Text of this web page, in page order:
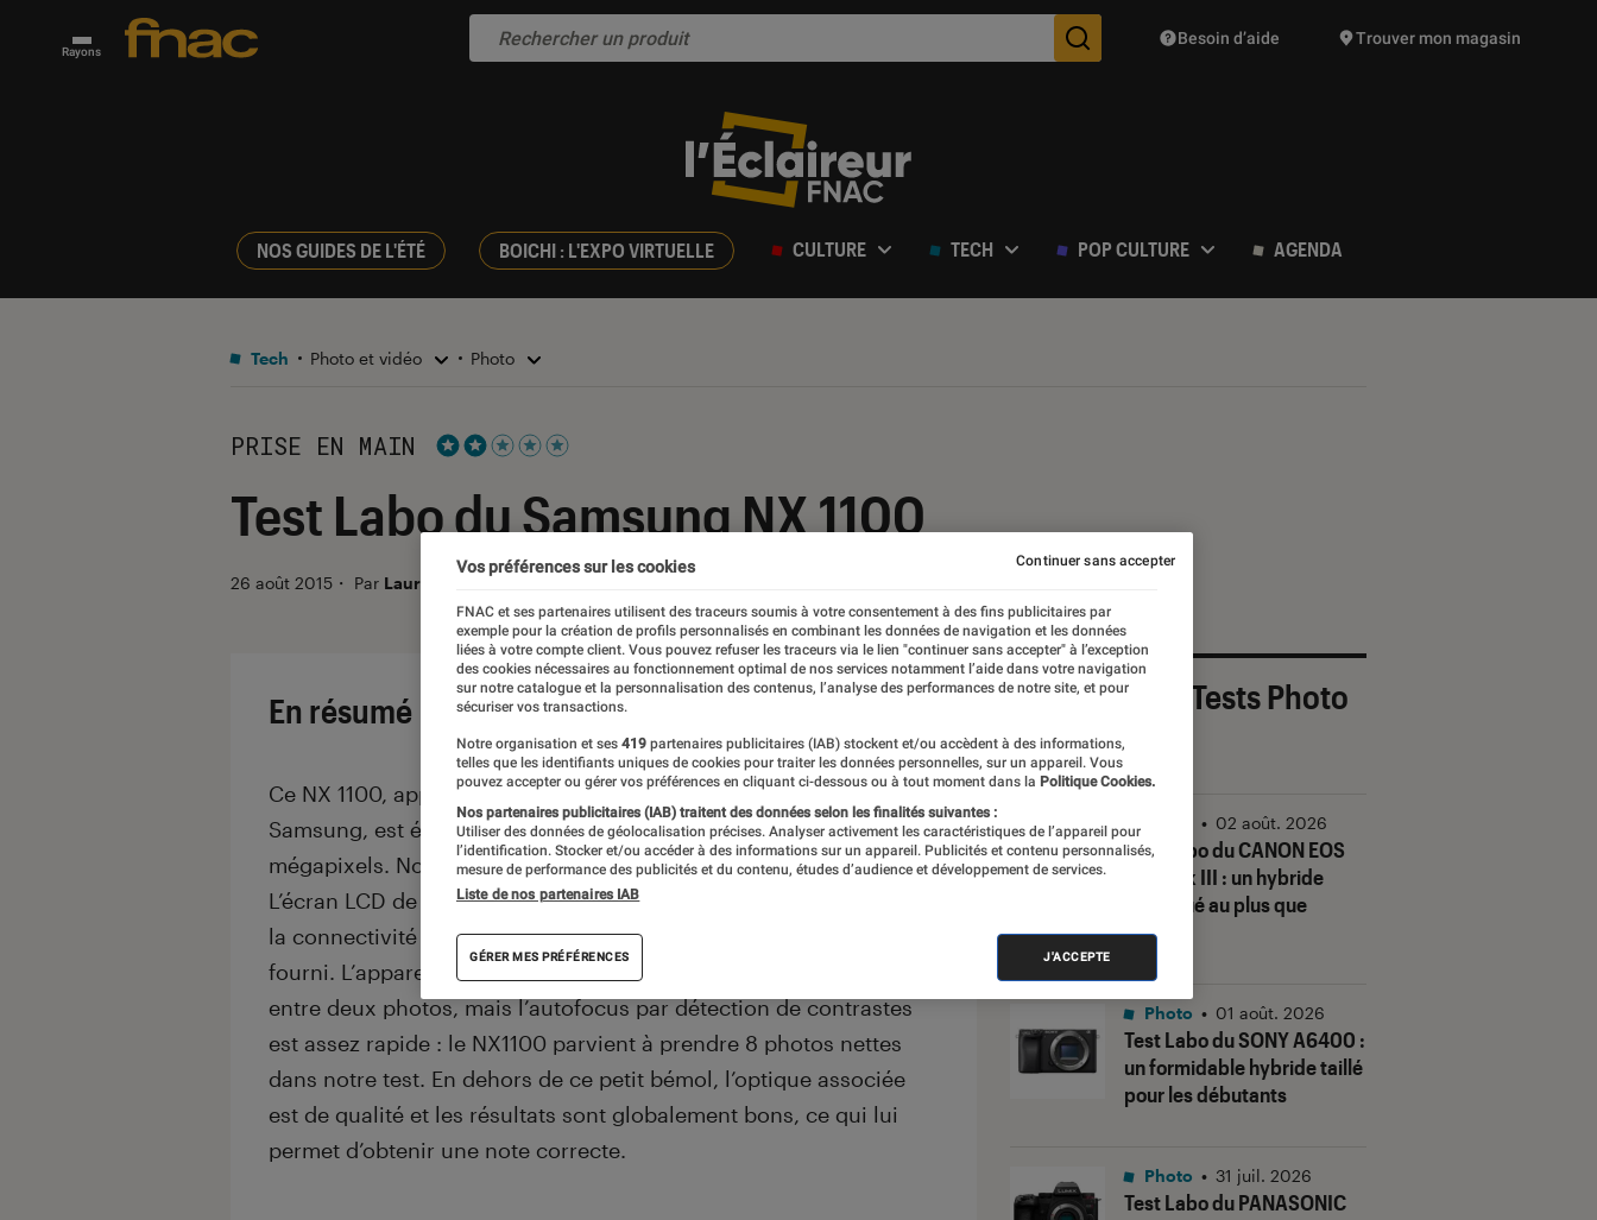
Rayons Des suggestions de produits vont vous être proposées
Besoin d’aide Trouver mon magasin
NOS GUIDES DE L'ÉTÉ BOICHI : L'EXPO VIRTUELLE CULTURE TECH POP CULTURE AGENDA
Tech Photo et vidéo Photo
PRISE EN MAIN
Test Labo du Samsung NX 1100
26 août 2015 ・ Par Laure Renouard
En résumé
Ce NX 1100, appareil photo hybride au boîtier fin typique de
Samsung, est équipé d’un capteur CMOS APS-C de 20,3
mégapixels. Nous l’avons testé avec le zoom 18-55 mm stabilisé.
L’écran LCD de 7,6 cm affiche 921 000 points et le NX1100 intègre
la connectivité Wi-Fi, mais pas le flash, qui est tout de même
fourni. L’appareil manque un peu de réactivité au démarrage et
entre deux photos, mais l’autofocus par détection de contrastes
est assez rapide : le NX1100 parvient à prendre 8 photos nettes
dans notre test. En dehors de ce petit bémol, l’optique associée
est de qualité et les résultats sont globalement bons, ce qui lui
permet d’obtenir une note correcte.
Nos derniers Tests Photo
VOIR TOUT
Test Labo du CANON EOS
R6 Mark III : un hybride
conjugué au plus que
parfait
• 02 août. 2026
Test Labo du SONY A6400 :
un formidable hybride taillé
pour les débutants
Photo • 01 août. 2026
Test Labo du PANASONIC
Photo • 31 juil. 2026
Vos préférences sur les cookies
FNAC et ses partenaires utilisent des traceurs soumis à votre consentement à des fins publicitaires par
exemple pour la création de profils personnalisés en combinant les données de navigation et les données
liées à votre compte client. Vous pouvez refuser les traceurs via le lien "continuer sans accepter" à l’exception
des cookies nécessaires au fonctionnement optimal de nos services notamment l’aide dans votre navigation
sur notre catalogue et la personnalisation des contenus, l’analyse des performances de notre site, et pour
sécuriser vos transactions.
Notre organisation et ses 419 partenaires publicitaires (IAB) stockent et/ou accèdent à des informations,
telles que les identifiants uniques de cookies pour traiter les données personnelles, sur un appareil. Vous
pouvez accepter ou gérer vos préférences en cliquant ci-dessous ou à tout moment dans la Politique Cookies.
Nos partenaires publicitaires (IAB) traitent des données selon les finalités suivantes :
Utiliser des données de géolocalisation précises. Analyser activement les caractéristiques de l’appareil pour
l’identification. Stocker et/ou accéder à des informations sur un appareil. Publicités et contenu personnalisés,
mesure de performance des publicités et du contenu, études d’audience et développement de services.
Liste de nos partenaires IAB
GÉRER MES PRÉFÉRENCES J'ACCEPTE
Continuer sans accepter